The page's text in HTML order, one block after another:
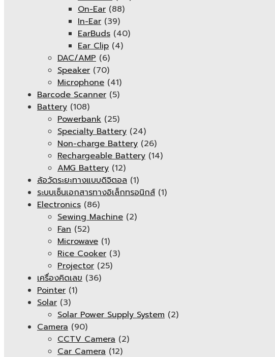
On-Ear (88)
In-Ear (39)
EarBuds (40)
Ear Clip (4)
DAC/AMP (6)
Speaker (70)
Microphone (41)
Barcode Scanner (5)
Battery (108)
Powerbank (25)
Specialty Battery (24)
Non-charge Battery (26)
Rechargeable Battery (14)
AMG Battery (12)
ล้อวัดระยะทางแบบดิจิตอล (1)
ระบบเซ็นเอกสารทางอิเล็กทรอนิกส์ (1)
Electronics (86)
Sewing Machine (2)
Fan (52)
Microwave (1)
Rice Cooker (3)
Projector (25)
เครื่องคิดเลข (36)
Pointer (1)
Solar (3)
Solar Power Supply System (2)
Camera (90)
CCTV Camera (2)
Car Camera (12)